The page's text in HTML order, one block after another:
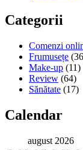
Categorii
Comenzi
Frumusețe
Make-up (11)
Review (64)
Sănătate (17)
Calendar
august 2026